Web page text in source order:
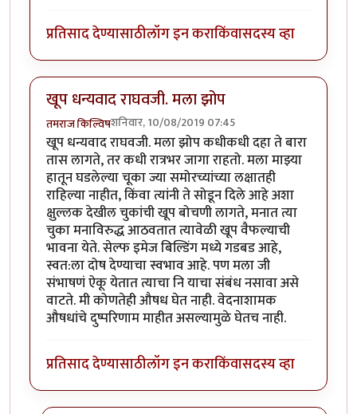
प्रतिसाद देण्यासाठीलॉग इन कराकिंवासदस्य व्हा
खूप धन्यवाद राघवजी. मला झोप
तमराज किल्विषशनिवार, 10/08/2019 07:45
खूप धन्यवाद राघवजी. मला झोप कधीकधी दहा ते बारा
तास लागते, तर कधी रात्रभर जागा राहतो. मला माझ्या
हातून घडलेल्या चूका ज्या समोरच्यांच्या लक्षातही
राहिल्या नाहीत, किंवा त्यांनी ते सोडून दिले आहे अशा
क्षुल्लक देखील चुकांची खूप बोचणी लागते, मनात त्या
चुका मनाविरुद्ध आठवतात त्यावेळी खूप वैफल्याची
भावना येते. सेल्फ इमेज बिल्डिंग मध्ये गडबड आहे,
स्वत:ला दोष देण्याचा स्वभाव आहे. पण मला जी
संभाषणं ऐकू येतात त्याचा नि याचा संबंध नसावा असे
वाटते. मी कोणतेही औषध घेत नाही. वेदनाशामक
औषधांचे दुष्परिणाम माहीत असल्यामुळे घेतच नाही.
प्रतिसाद देण्यासाठीलॉग इन कराकिंवासदस्य व्हा